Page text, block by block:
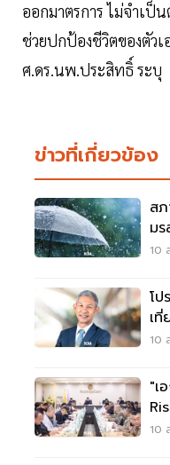
ออกมาตรการ ไม่จำเป็
ช่วยปกป้องชีวิตของตัวเ
ศ.ดร.นพ.ประสิทธิ์ ระบุ
ข่าวที่เกี่ยวข้อง
ส
ม
ต
10
โ
เ
มห
10
"เ
ท่
10